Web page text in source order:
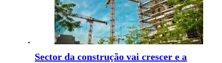
Sector da construção vai crescer e a